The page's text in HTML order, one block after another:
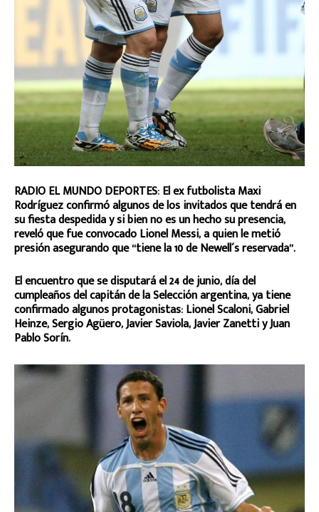
RADIO EL MUNDO DEPORTES: El ex futbolista Maxi
Rodríguezconfirmó algunos de los invitados que tendrá en
su fiesta despedida y si bien no es un hecho su presencia,
reveló que fue convocado Lionel Messi, a quien le metió
presión asegurando que “tiene la 10 de Newell´s reservada”.
El encuentro que se disputará el 24 de junio, día del
cumpleaños del capitán de la Selección argentina, ya tiene
confirmado algunos protagonistas: Lionel Scaloni, Gabriel
Heinze, Sergio Agüero, Javier Saviola, Javier Zanetti y Juan
Pablo Sorín.